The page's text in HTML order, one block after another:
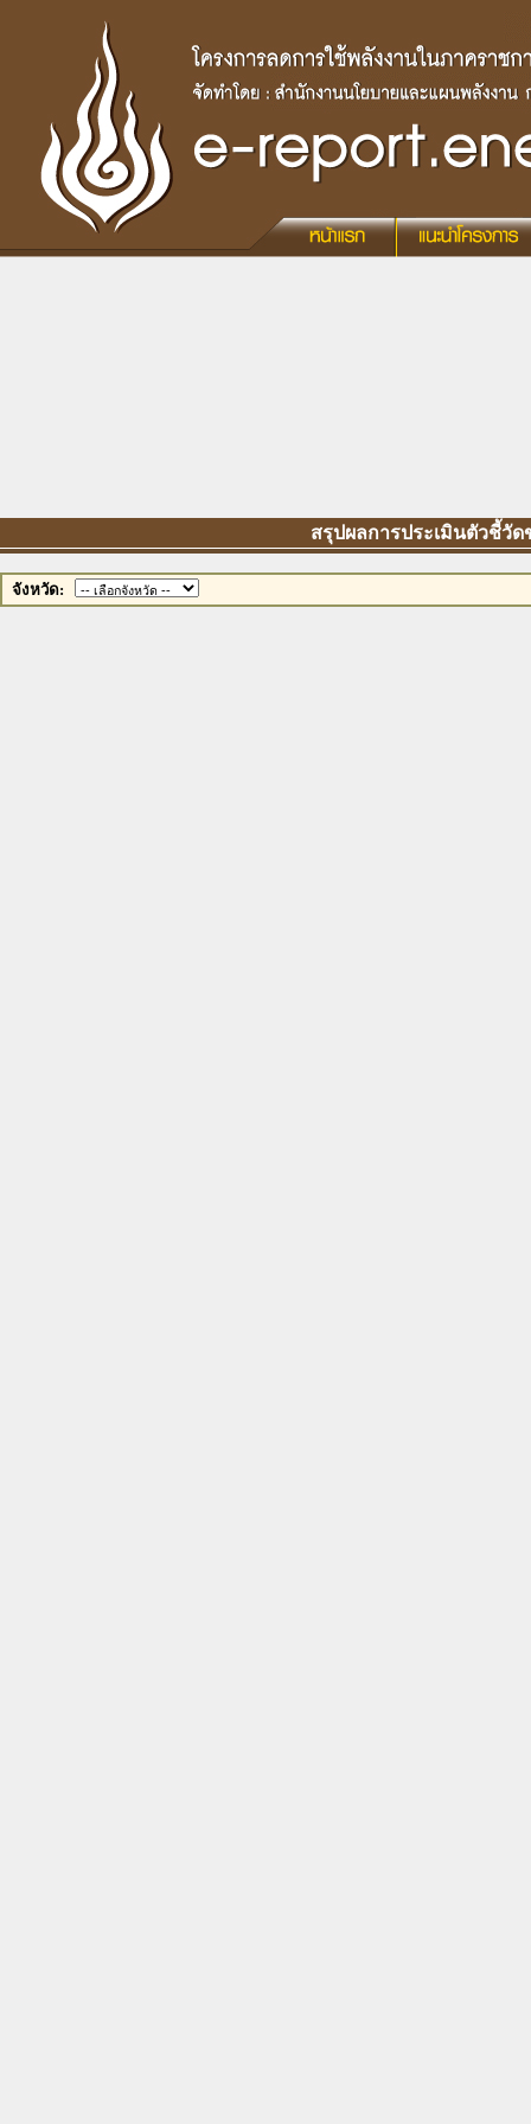
สรุปผลการประเมินตัวชี้วัด
จังหวัด: